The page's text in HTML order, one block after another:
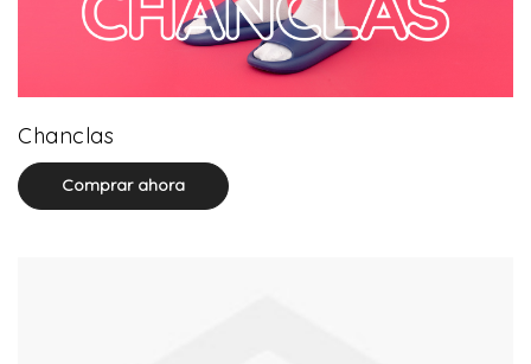
Chanclas
Comprar ahora